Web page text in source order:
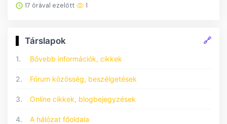
17 órával ezelőtt 1
Társlapok 🔗
1. Bővebb információk, cikkek
2. Fórum közösség, beszélgetések
3. Online cikkek, blogbejegyzések
4. A hálózat főoldala